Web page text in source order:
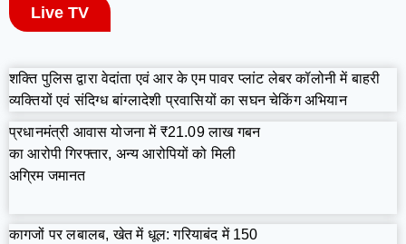
Live TV
शक्ति पुलिस द्वारा वेदांता एवं आर के एम पावर प्लांट लेबर कॉलोनी में बाहरी
व्यक्तियों एवं संदिग्ध बांग्लादेशी प्रवासियों का सघन चेकिंग अभियान
प्रधानमंत्री आवास योजना में ₹21.09 लाख गबन
का आरोपी गिरफ्तार, अन्य आरोपियों को मिली
अग्रिम जमानत
कागजों पर लबालब, खेत में धूल: गरियाबंद में 150